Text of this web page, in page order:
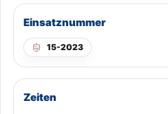
Einsatznummer
15-2023
Zeiten